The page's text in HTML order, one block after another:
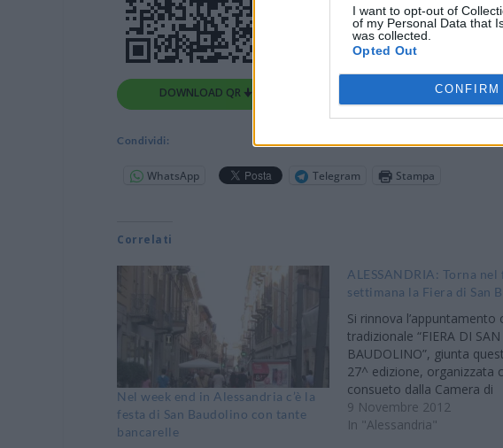
I want to opt-out of
of my Personal Data that
was collected.
Opted Out
CONFIRM
DOWNLOAD QR 🠋
Condividi:
WhatsApp Telegram Stampa
Correlati
Nel week end in Alessandria c’è la
festa di San Baudolino con tante
bancarelle
ALESSANDRIA: Torna nel
settimana la Fiera di San
Si rinnova l’appuntamento
tradizionale “FIERA DI SAN
BAUDOLINO”, giunta
27^ edizione, organizzata
consueto dalla Camera di
Commercio di Alessandria
propria azienda speciale
9 Novembre 2012
In "Alessandria"